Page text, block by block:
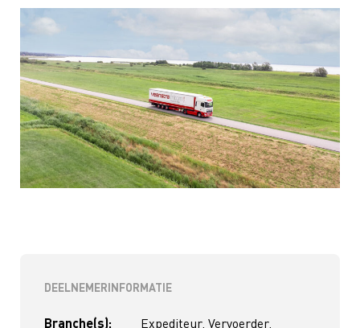
DEELNEMERINFORMATIE
Branche(s): Expediteur, Vervoerder,